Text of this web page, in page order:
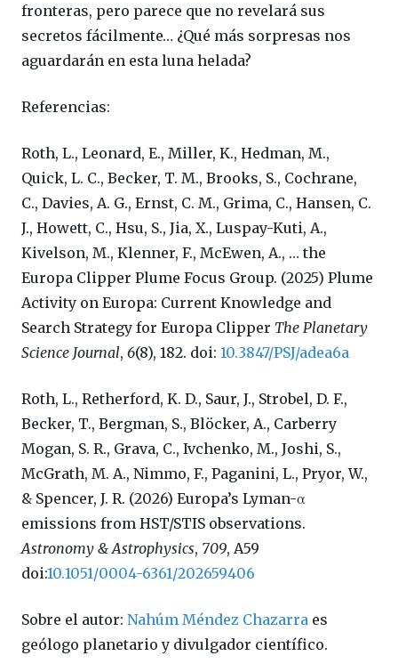
fronteras, pero parece que no revelará sus
secretos fácilmente… ¿Qué más sorpresas nos
aguardarán en esta luna helada?
Referencias:
Roth, L., Leonard, E., Miller, K., Hedman, M.,
Quick, L. C., Becker, T. M., Brooks, S., Cochrane,
C., Davies, A. G., Ernst, C. M., Grima, C., Hansen, C.
J., Howett, C., Hsu, S., Jia, X., Luspay-Kuti, A.,
Kivelson, M., Klenner, F., McEwen, A., … the
Europa Clipper Plume Focus Group. (2025) Plume
Activity on Europa: Current Knowledge and
Search Strategy for Europa Clipper The Planetary
Science Journal, 6(8), 182. doi: 10.3847/PSJ/adea6a
Roth, L., Retherford, K. D., Saur, J., Strobel, D. F.,
Becker, T., Bergman, S., Blöcker, A., Carberry
Mogan, S. R., Grava, C., Ivchenko, M., Joshi, S.,
McGrath, M. A., Nimmo, F., Paganini, L., Pryor, W.,
& Spencer, J. R. (2026) Europa’s Lyman-α
emissions from HST/STIS observations.
Astronomy & Astrophysics, 709, A59
doi:10.1051/0004-6361/202659406
Sobre el autor: Nahúm Méndez Chazarra es
geólogo planetario y divulgador científico.